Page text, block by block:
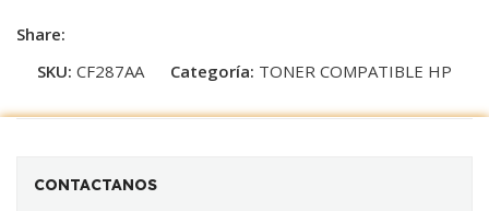
Share:
SKU: CF287AA Categoría: TONER COMPATIBLE HP
CONTACTANOS